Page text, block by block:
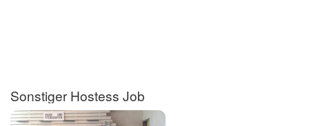
Sonstiger Hostess Job